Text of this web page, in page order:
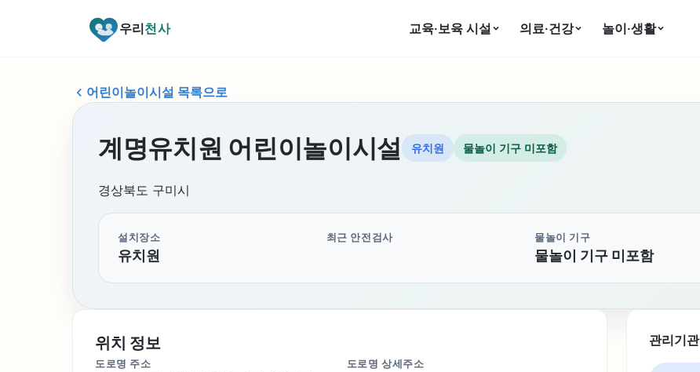
우리천사 교육·보육 시설 의료·건강 놀이·생활
어린이놀이시설 목록으로
계명유치원 어린이놀이시설 유치원 물놀이 기구 미포함
경상북도 구미시
설치장소
유치원
최근 안전검사 물놀이 기구
물놀이 기구 미포함
위치 정보
도로명 주소 도로명 상세주소
관리기관